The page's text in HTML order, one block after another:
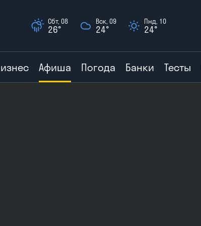
Сбт, 08
26°
Вск, 09
24°
Пнд, 10
24°
Афиша Погода Банки Тесты